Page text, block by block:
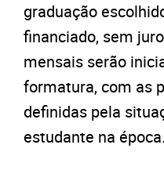
graduação
financiado, sem
mensais serão
formatura, com as
definidas pela
estudante na época.